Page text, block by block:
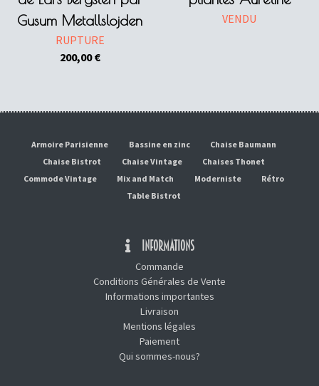
Gusum Metallslojden
RUPTURE
200,00€
VENDU
Armoire Parisienne Bassine en zinc
Chaise Baumann
Chaise Bistrot
Chaise Vintage
Chaises Thonet
Commode Vintage
Mix and Match Moderniste
Rétro
Table Bistrot
INFORMATIONS
Commande
Conditions Générales de Vente
Informations importantes
Livraison
Mentions légales
Paiement
Qui sommes-nous?